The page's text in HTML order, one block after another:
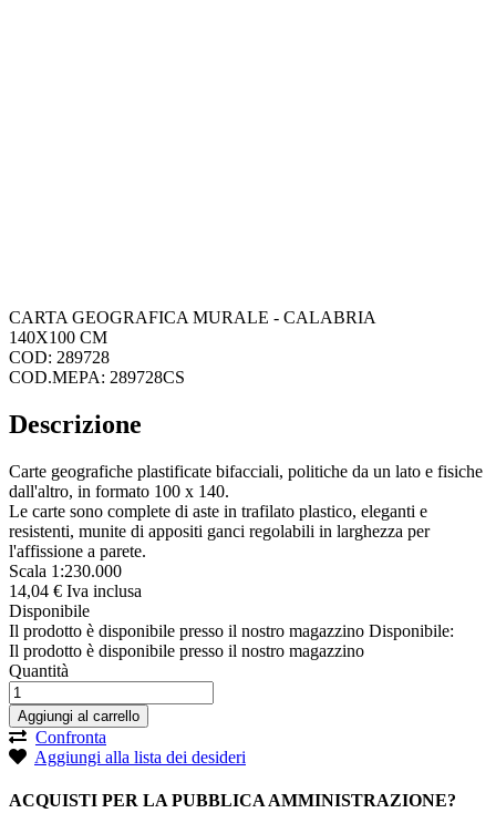
CARTA GEOGRAFICA MURALE - CALABRIA
140X100 CM
COD: 289728
COD.MEPA: 289728CS
Descrizione
Carte geografiche plastificate bifacciali, politiche da un lato e fisiche
dall'altro, in formato 100 x 140.
Le carte sono complete di aste in trafilato plastico, eleganti e
resistenti, munite di appositi ganci regolabili in larghezza per
l'affissione a parete.
Scala 1:230.000
14,04 € Iva inclusa
Disponibile
Il prodotto è disponibile presso il nostro magazzino Disponibile:
Il prodotto è disponibile presso il nostro magazzino
Quantità
Aggiungi al carrello
Confronta
Aggiungi alla lista dei desideri
ACQUISTI PER LA PUBBLICA AMMINISTRAZIONE?